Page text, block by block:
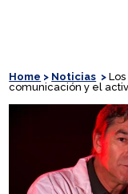
Home > Noticias >
comunicación y el